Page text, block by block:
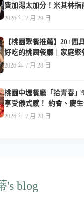
費加湯太加分！米其林指
食-附菜單
2026 年 7 月 29 日
【桃園聚餐推薦】20+間
好吃的桃園餐廳｜家庭聚
聚會都合適(持續更新)
2026 年 7 月 28 日
桃園中壢餐廳「拾青春」
享受儀式感！ 約會、慶生
附菜單
2026 年 7 月 28 日
's blog